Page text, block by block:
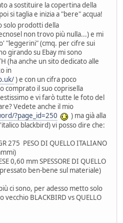
a sostituire la copertina della
si taglia e inizia a "bere" acqua!
solo prodotti della
non trovo più nulla...) e mi
"leggerini" (cmq. per cifre sui
girando su Ebay mi sono
(ha anche un sito dedicato alle
in
) e con un cifra poco
comprato il suo coprisella
e vi farò tutte le foto del
Vedete anche il mio
?page_id=250
) ma già alla
blackbird) vi posso dire che:
275 PESO DI QUELLO ITALIANO
0,60 mm SPESSORE DI QUELLO
ben-bene sul materiale)
ci sono, per adesso metto solo
BLACKBIRD vs QUELLO